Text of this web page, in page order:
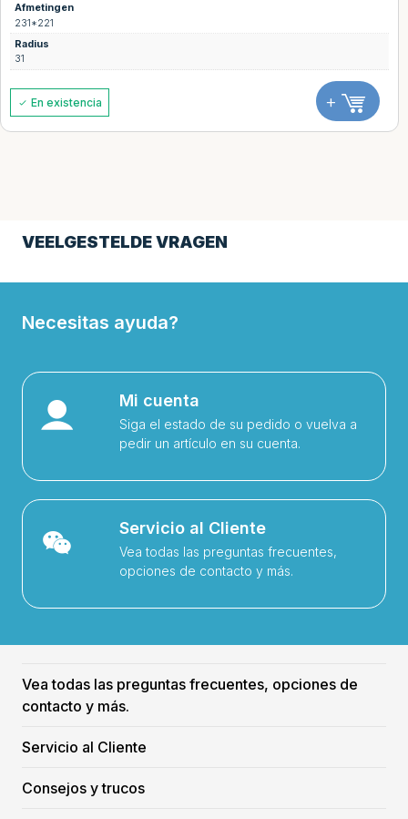
Afmetingen
231*221
Radius
31
En existencia +
VEELGESTELDE VRAGEN
Necesitas ayuda?
Mi cuenta
Siga el estado de su pedido o vuelva a
pedir un artículo en su cuenta.
Servicio al Cliente
Vea todas las preguntas frecuentes,
opciones de contacto y más.
Vea todas las preguntas frecuentes, opciones de
contacto y más.
Servicio al Cliente
Consejos y trucos